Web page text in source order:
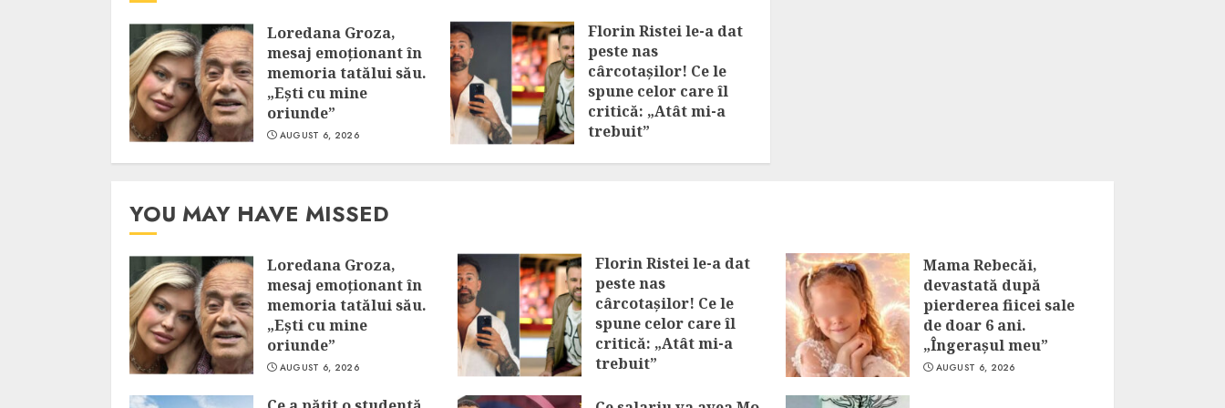
Loredana Groza,
mesaj emoționant în
memoria tatălui său.
„Ești cu mine
oriunde”
AUGUST 6, 2026
Florin Ristei le-a dat
peste nas
cârcotașilor! Ce le
spune celor care îl
critică: „Atât mi-a
trebuit”
YOU MAY HAVE MISSED
Loredana Groza,
mesaj emoționant în
memoria tatălui său.
„Ești cu mine
oriunde”
AUGUST 6, 2026
Florin Ristei le-a dat
peste nas
cârcotașilor! Ce le
spune celor care îl
critică: „Atât mi-a
trebuit”
Mama Rebecăi,
devastată după
pierderea fiicei sale
de doar 6 ani.
„Îngerașul meu”
AUGUST 6, 2026